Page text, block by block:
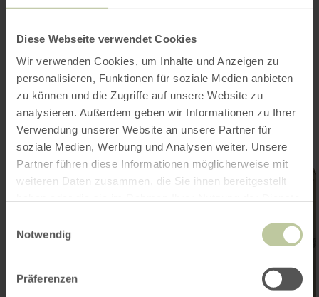
Diese Webseite verwendet Cookies
Wir verwenden Cookies, um Inhalte und Anzeigen zu
personalisieren, Funktionen für soziale Medien anbieten
zu können und die Zugriffe auf unsere Website zu
analysieren. Außerdem geben wir Informationen zu Ihrer
Verwendung unserer Website an unsere Partner für
soziale Medien, Werbung und Analysen weiter. Unsere
Partner führen diese Informationen möglicherweise mit
weiteren Daten zusammen, die Sie ihnen bereitgestellt
Notwendig
Präferenzen
Roetgen et Stolberg », financé par LEADER avec
du Land de Rhénanie-du-Nord-Westphalie.
Impressions